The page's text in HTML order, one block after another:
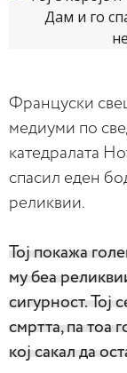
Француски
медиуми по
катедралата
спасил еден
реликвии.
Тој покажа
му беа
сигурност. Тој
смртта, па тоа
кој сакал да